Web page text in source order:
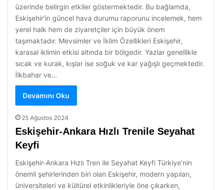
üzerinde belirgin etkiler göstermektedir. Bu bağlamda,
Eskişehir’in güncel hava durumu raporunu incelemek, hem
yerel halk hem de ziyaretçiler için büyük önem
taşımaktadır. Mevsimler ve İklim Özellikleri Eskişehir,
karasal iklimin etkisi altında bir bölgedir. Yazlar genellikle
sıcak ve kurak, kışlar ise soğuk ve kar yağışlı geçmektedir.
İlkbahar ve…
Devamını Oku
25 Ağustos 2024
Eskişehir-Ankara Hızlı Trenile Seyahat
Keyfi
Eskişehir-Ankara Hızlı Tren ile Seyahat Keyfi Türkiye’nin
önemli şehirlerinden biri olan Eskişehir, modern yapıları,
üniversiteleri ve kültürel etkinlikleriyle öne çıkarken,